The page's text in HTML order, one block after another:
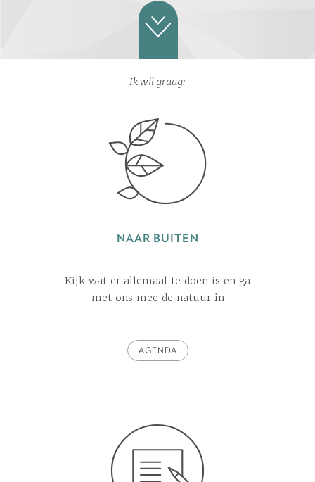
Ik wil graag:
NAAR BUITEN
Kijk wat er allemaal te doen is en ga
met ons mee de natuur in
AGENDA